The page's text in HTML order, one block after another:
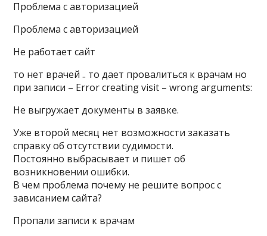
Проблема с авторизацией
Проблема с авторизацией
Не работает сайт
то нет врачей .. то дает провалиться к врачам но
при записи – Error creating visit – wrong arguments:
Не выгружает документы в заявке.
Уже второй месяц нет возможности заказать
справку об отсутствии судимости.
Постоянно выбрасывает и пишет об
возникновении ошибки.
В чем проблема почему не решите вопрос с
зависанием сайта?
Пропали записи к врачам